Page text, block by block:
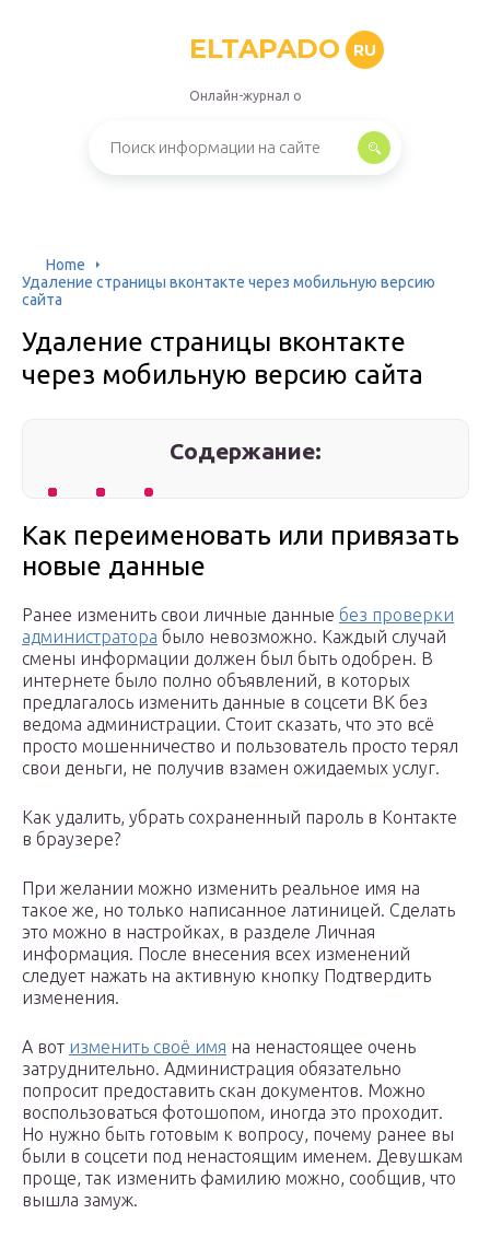
ELTAPADO RU
Онлайн-журнал о
Home
Удаление страницы вконтакте через мобильную версию
сайта
Удаление страницы вконтакте
через мобильную версию сайта
Содержание:
Как переименовать или привязать
новые данные
Ранее изменить свои личные данные без проверки
администратора было невозможно. Каждый случай
смены информации должен был быть одобрен. В
интернете было полно объявлений, в которых
предлагалось изменить данные в соцсети ВК без
ведома администрации. Стоит сказать, что это всё
просто мошенничество и пользователь просто терял
свои деньги, не получив взамен ожидаемых услуг.
Как удалить, убрать сохраненный пароль в Контакте
в браузере?
При желании можно изменить реальное имя на
такое же, но только написанное латиницей. Сделать
это можно в настройках, в разделе Личная
информация. После внесения всех изменений
следует нажать на активную кнопку Подтвердить
изменения.
А вот изменить своё имя на ненастоящее очень
затруднительно. Администрация обязательно
попросит предоставить скан документов. Можно
воспользоваться фотошопом, иногда это проходит.
Но нужно быть готовым к вопросу, почему ранее вы
были в соцсети под ненастоящим именем. Девушкам
проще, так изменить фамилию можно, сообщив, что
вышла замуж.